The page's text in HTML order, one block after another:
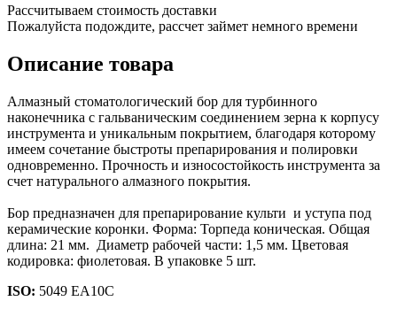
Рассчитываем стоимость доставки
Пожалуйста подождите, рассчет займет немного времени
Описание товара
Алмазный стоматологический бор для турбинного
наконечника с гальваническим соединением зерна к корпусу
инструмента и уникальным покрытием, благодаря которому
имеем сочетание быстроты препарирования и полировки
одновременно. Прочность и износостойкость инструмента за
счет натурального алмазного покрытия.
Бор предназначен для препарирование культи и уступа под
керамические коронки. Форма: Торпеда коническая. Общая
длина: 21 мм. Диаметр рабочей части: 1,5 мм. Цветовая
кодировка: фиолетовая. В упаковке 5 шт.
ISO: 5049 EA10C